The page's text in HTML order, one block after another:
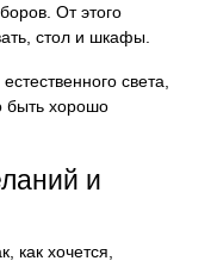
От этого
стол и шкафы.
света,
быть хорошо
и
как хочется,